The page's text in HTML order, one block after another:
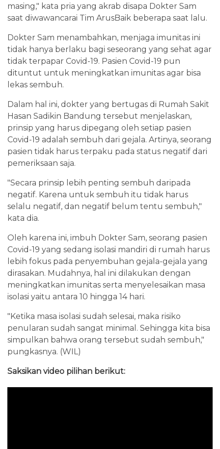
masing," kata pria yang akrab disapa Dokter Sam
saat diwawancarai Tim ArusBaik beberapa saat lalu.
Dokter Sam menambahkan, menjaga imunitas ini
tidak hanya berlaku bagi seseorang yang sehat agar
tidak terpapar Covid-19. Pasien Covid-19 pun
dituntut untuk meningkatkan imunitas agar bisa
lekas sembuh.
Dalam hal ini, dokter yang bertugas di Rumah Sakit
Hasan Sadikin Bandung tersebut menjelaskan,
prinsip yang harus dipegang oleh setiap pasien
Covid-19 adalah sembuh dari gejala. Artinya, seorang
pasien tidak harus terpaku pada status negatif dari
pemeriksaan saja.
"Secara prinsip lebih penting sembuh daripada
negatif. Karena untuk sembuh itu tidak harus
selalu negatif, dan negatif belum tentu sembuh,"
kata dia.
Oleh karena ini, imbuh Dokter Sam, seorang pasien
Covid-19 yang sedang isolasi mandiri di rumah harus
lebih fokus pada penyembuhan gejala-gejala yang
dirasakan. Mudahnya, hal ini dilakukan dengan
meningkatkan imunitas serta menyelesaikan masa
isolasi yaitu antara 10 hingga 14 hari.
"Ketika masa isolasi sudah selesai, maka risiko
penularan sudah sangat minimal. Sehingga kita bisa
simpulkan bahwa orang tersebut sudah sembuh,"
pungkasnya. (WIL)
Saksikan video pilihan berikut: